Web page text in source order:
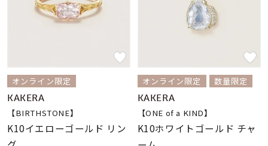
オンライン限定
KAKERA
【BIRTHSTONE】
K10イエローゴールド リン
オンライン限定
数量限定
KAKERA
【ONE of a KIND】
K10ホワイトゴールド チャ